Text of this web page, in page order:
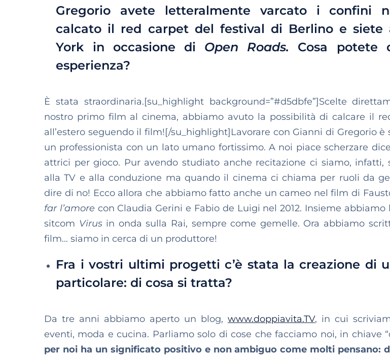
Gregorio avete letteralmente varcato i confini
calcato il red carpet del festival di Berlino e siete
York in occasione di Open Roads. Cosa potete
esperienza?
È stata straordinaria.[su_highlight background=”#d5dbfe”]Scelte
nostro primo film al cinema, abbiamo avuto la possibilità di calcare il
all’estero seguendo il film![/su_highlight]Lavorare con Gianni di Gregorio
un professionista con un lato umano fortissimo. A noi piace scherzare
attrici per gioco. Pur avendo studiato anche recitazione ci siamo, infatti,
alla TV e alla conduzione ma quando il cinema ci chiama per ruoli da
dire di no! Ecco allora che abbiamo fatto anche un cameo nel film di
far l’amore con Claudia Gerini e Fabio de Luigi nel 2012. Insieme abbiamo
sitcom Virusin onda sulla Rai, sempre come gemelle. Ora abbiamo
film… siamo in cerca di un produttore!
Fra i vostri ultimi progetti c’è stata la creazione di
particolare: di cosa si tratta?
Da tre anni abbiamo aperto un blog, www.doppiavita.TV, in cui
eventi, moda e cucina. Parliamo solo di cose che facciamo noi, in chiave
per noi ha un significato positivo e non ambiguo come molti pensano: